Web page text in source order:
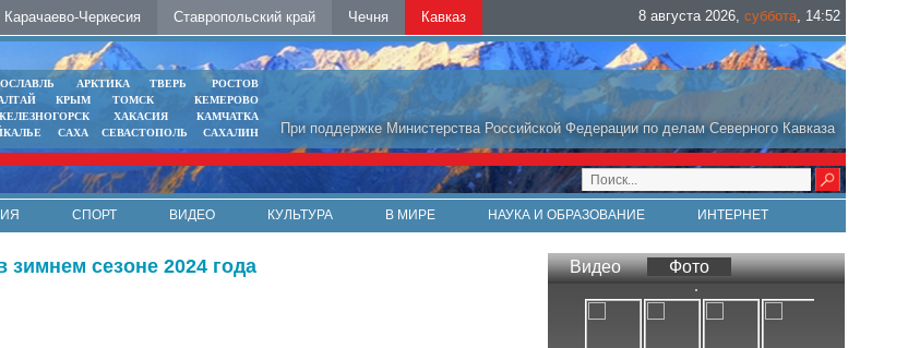
Карачаево-Черкесия Ставропольский край Чечня Кавказ 8 августа 2026, суббота, 14:52
При поддержке Министерства Российской Федерации по делам Северного Кавказа
АРКТИКА ТВЕРЬ
РОСТОВ
КРЫМ ТОМСК
КЕМЕРОВО
ХАКАСИЯ
КАМЧАТКА
САХА СЕВАСТОПОЛЬ САХАЛИН
СПОРТ ВИДЕО КУЛЬТУРА В МИРЕ НАУКА И ОБРАЗОВАНИЕ
ИНТЕРНЕТ
сезоне 2024 года Видео Фото